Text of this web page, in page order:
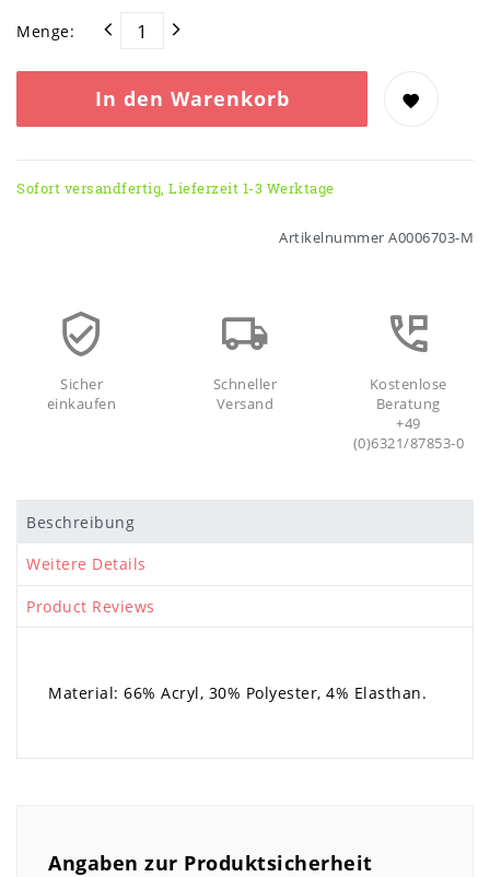
Menge:
In den Warenkorb
Sofort versandfertig, Lieferzeit 1-3 Werktage
Artikelnummer A0006703-M
Sicher
einkaufen
Schneller
Versand
Kostenlose
Beratung
+49
(0)6321/87853-0
Beschreibung
Weitere Details
Product Reviews
Material: 66% Acryl, 30% Polyester, 4% Elasthan.
Angaben zur Produktsicherheit